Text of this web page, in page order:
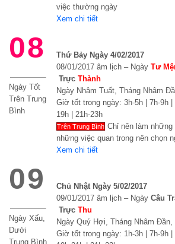
việc thường ngày
Xem chi tiết
08
Ngày Tốt
Trên Trung
Bình
Thứ Bảy Ngày 4/02/2017
08/01/2017 âm lịch – Ngày Tư
Trực Thành
Ngày Nhâm Tuất, Tháng Nhâm
Giờ tốt trong ngày: 3h-5h | 7h-9h |
19h | 21h-23h
Trên Trung Bình Chỉ nên làm những
những việc quan trong nên chọn
Xem chi tiết
09
Ngày Xấu,
Dưới
Trung Bình
Chủ Nhật Ngày 5/02/2017
09/01/2017 âm lịch – Ngày Câu
Trực Thu
Ngày Quý Hợi, Tháng Nhâm
Giờ tốt trong ngày: 1h-3h | 7h-9h |